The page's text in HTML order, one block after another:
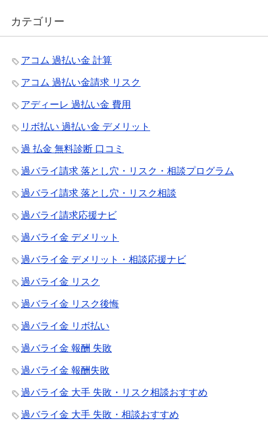
カテゴリー
アコム 過払い金 計算
アコム 過払い金請求 リスク
アディーレ 過払い金 費用
リボ払い 過払い金 デメリット
過 払金 無料診断 口コミ
過バライ請求 落とし穴・リスク・相談プログラム
過バライ請求 落とし穴・リスク相談
過バライ請求応援ナビ
過バライ金 デメリット
過バライ金 デメリット・相談応援ナビ
過バライ金 リスク
過バライ金 リスク後悔
過バライ金 リボ払い
過バライ金 報酬 失敗
過バライ金 報酬失敗
過バライ金 大手 失敗・リスク相談おすすめ
過バライ金 大手 失敗・相談おすすめ